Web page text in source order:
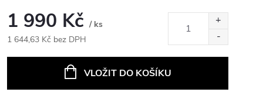
1 990 Kč / ks
1 644,63 Kč bez DPH
VLOŽIT DO KOŠÍKU